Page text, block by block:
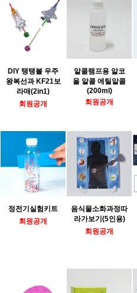
DIY 탱탱볼 우주
왕복선과 KF21보
라매(2in1)
회원공개
알콜램프용 알코
올 알콜 에틸알콜
(200ml)
회원공개
정전기실험키트
회원공개
음식물소화과정따
라가보기(5인용)
회원공개